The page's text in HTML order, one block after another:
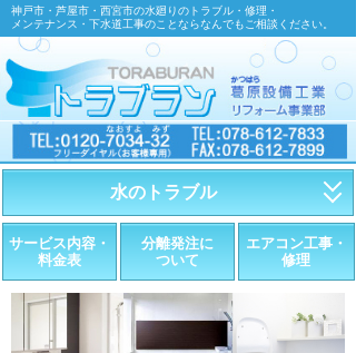
神戸市・芦屋市・西宮市の水廻りのトラブル・修理・
メンテナンス・下水道工事のことならなんでもご相談ください。
水のトラブル
・トイレが詰まったら
・トイレが漏れたら
・水道管が漏れたら
サービス内容・
料金表
分離発注に
ついて
エアコン工事・
修理